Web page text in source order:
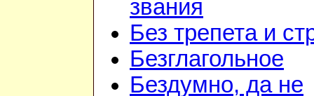
звания
Без трепета и
Безглагольное
Бездумно, да не